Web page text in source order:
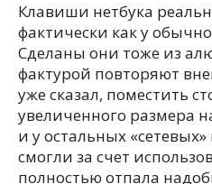
Клавиши нетбука
фактически как у
Сделаны они тоже из
фактурой повторяют
уже сказал, поместить
увеличенного размера
и у остальных
смогли за счет
полностью отпала